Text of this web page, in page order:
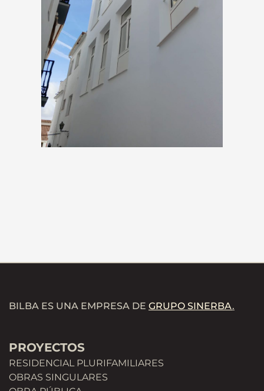
BILBA ES UNA EMPRESA DE GRUPO SINERBA.
PROYECTOS
RESIDENCIAL PLURIFAMILIARES
OBRAS SINGULARES